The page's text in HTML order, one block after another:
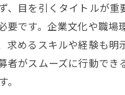
目を引くタイトルが重
です。企業文化や職場
めるスキルや経験も明
がスムーズに行動でき